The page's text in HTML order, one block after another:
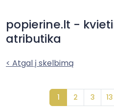
popierine.lt -
atributika
< Atgal į skelbimą
1 2 3 13